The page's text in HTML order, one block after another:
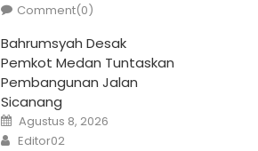
Comment(0)
Bahrumsyah Desak
Pemkot Medan Tuntaskan
Pembangunan Jalan
Sicanang
Posted
on
Agustus 8, 2026
Author
Editor02